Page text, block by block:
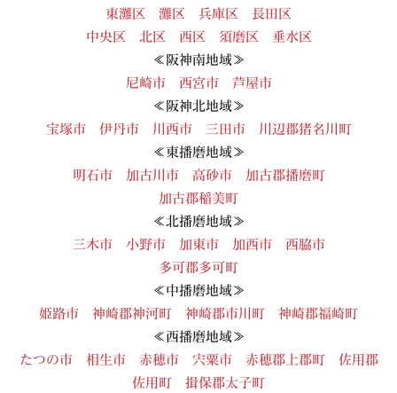
東灘区
灘区 兵庫区
長田区
中央区
北区 西区 須磨区
垂水区
≪阪神南地域≫
尼崎市
西宮市
芦屋市
≪阪神北地域≫
宝塚市
伊丹市 川西市 三田市
川辺郡猪名川町
≪東播磨地域≫
明石市
加古川市 高砂市
加古郡播磨町
加古郡稲美町
≪北播磨地域≫
三木市
小野市 加東市 加西市
西脇市
多可郡多可町
≪中播磨地域≫
姫路市
神崎郡神河町 神崎郡市川町
神崎郡福崎町
≪西播磨地域≫
たつの市
相生市 赤穂市 宍粟市 赤穂郡上郡町
佐用郡
佐用町
揖保郡太子町